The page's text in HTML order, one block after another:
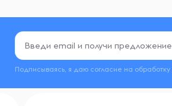
Подписываясь, я даю согласие на обработку